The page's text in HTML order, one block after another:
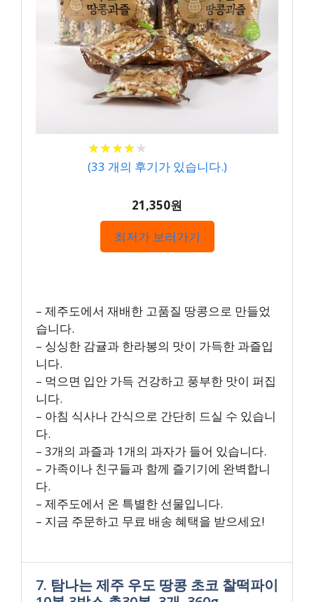
★★★★★
★★★★★
(33 개의 후기가 있습니다.)
21,350원
최저가 보러가기
– 제주도에서 재배한 고품질 땅콩으로 만들었
습니다.
– 싱싱한 감귤과 한라봉의 맛이 가득한 과즐입
니다.
– 먹으면 입안 가득 건강하고 풍부한 맛이 퍼집
니다.
– 아침 식사나 간식으로 간단히 드실 수 있습니
다.
– 3개의 과즐과 1개의 과자가 들어 있습니다.
– 가족이나 친구들과 함께 즐기기에 완벽합니
다.
– 제주도에서 온 특별한 선물입니다.
– 지금 주문하고 무료 배송 혜택을 받으세요!
7. 탐나는 제주 우도 땅콩 초코 찰떡파이